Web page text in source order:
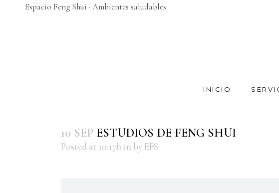
Espacio Feng Shui · Ambientes saludables
INICIO
10 SEP ESTUDIOS DE FENG SHUI
Posted at 10:17h in by EFS